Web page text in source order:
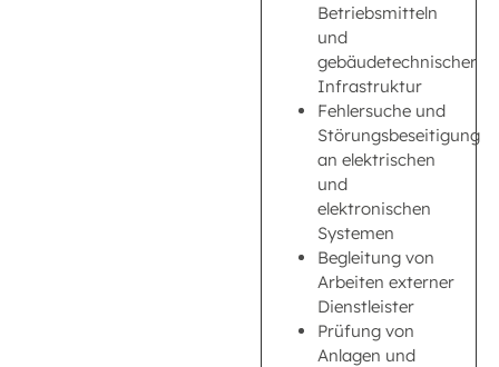
Betriebsmitteln
und
gebäudetechnischer
Infrastruktur
Fehlersuche und
Störungsbeseitigung
an elektrischen
und
elektronischen
Systemen
Begleitung von
Arbeiten externer
Dienstleister
Prüfung von
Anlagen und